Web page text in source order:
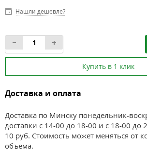
Нашли дешевле?
Купить в 1 клик
Доставка и оплата
Доставка по Минску понедельник-
доставки с 14-00 до 18-00 и с 18-00 до
10 руб. Стоимость может меняться от
объема.